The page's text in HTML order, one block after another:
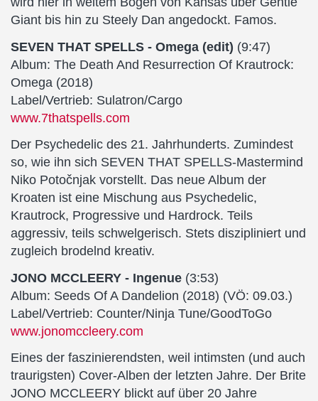
Giant bis hin zu Steely Dan angedockt. Famos.
SEVEN THAT SPELLS - Omega (edit) (9:47)
Album: The Death And Resurrection Of Krautrock:
Omega (2018)
Label/Vertrieb: Sulatron/Cargo
www.7thatspells.com
Der Psychedelic des 21. Jahrhunderts. Zumindest
so, wie ihn sich SEVEN THAT SPELLS-Mastermind
Niko Potočnjak vorstellt. Das neue Album der
Kroaten ist eine Mischung aus Psychedelic,
Krautrock, Progressive und Hardrock. Teils
aggressiv, teils schwelgerisch. Stets diszipliniert und
zugleich brodelnd kreativ.
JONO MCCLEERY - Ingenue (3:53)
Album: Seeds Of A Dandelion (2018) (VÖ: 09.03.)
Label/Vertrieb: Counter/Ninja Tune/GoodToGo
www.jonomccleery.com
Eines der faszinierendsten, weil intimsten (und auch
traurigsten) Cover-Alben der letzten Jahre. Der Brite
JONO MCCLEERY blickt auf über 20 Jahre